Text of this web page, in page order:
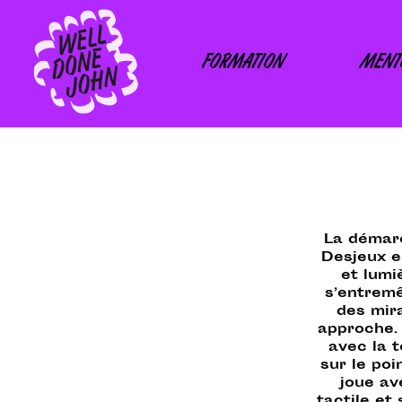
content
FORMATION
La
Desjeux
et
des
avec la
sur le
joue